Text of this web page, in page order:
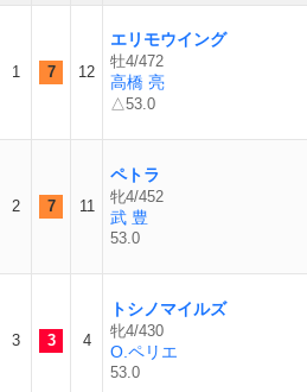
1 7 12
エリモウイング
牡4/472
高橋 亮
△53.0
2 7 11
ペトラ
牝4/452
武 豊
53.0
3 3 4
トシノマイルズ
牝4/430
O.ペリエ
53.0